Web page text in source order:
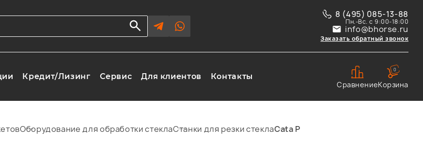
8 (495) 085-13-88
Пн.-Вс. с 9:00-18:00
info@bhorse.ru
Заказать обратный звонок
Кредит/Лизинг Сервис Для клиентов
Контакты
Сравнение
0
Корзина
Оборудование для обработки стеклаСтанки для резки стеклаCata P